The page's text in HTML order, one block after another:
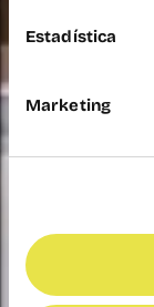
Estadística
Marketing